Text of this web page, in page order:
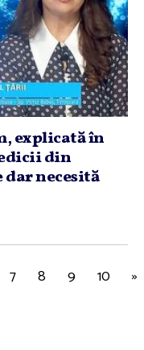
explicată în
din
necesită
7 8 9 10 »